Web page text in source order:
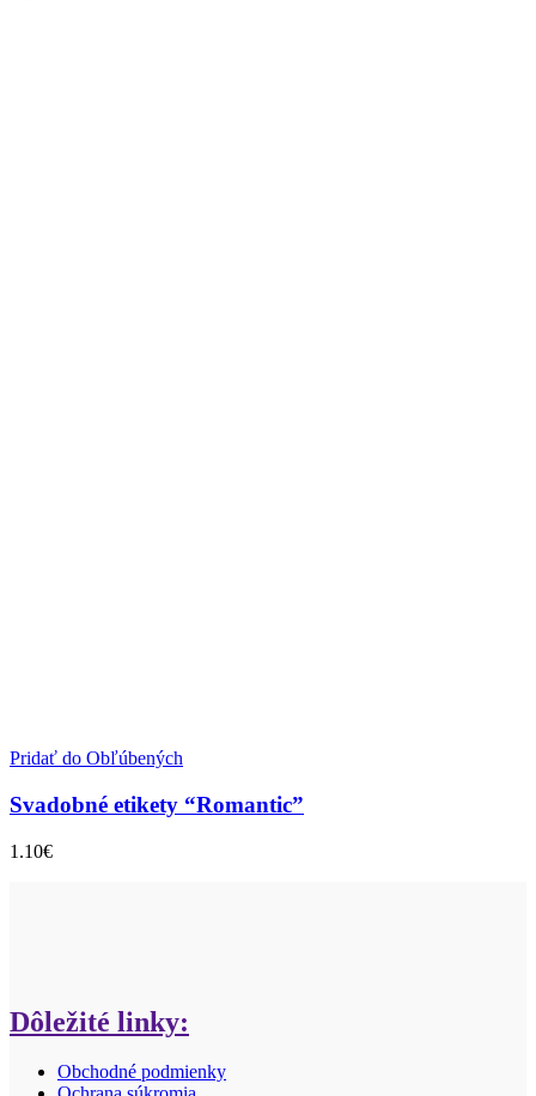
Pridať do Obľúbených
Svadobné etikety “Romantic”
1.10€
Dôležité linky:
Obchodné podmienky